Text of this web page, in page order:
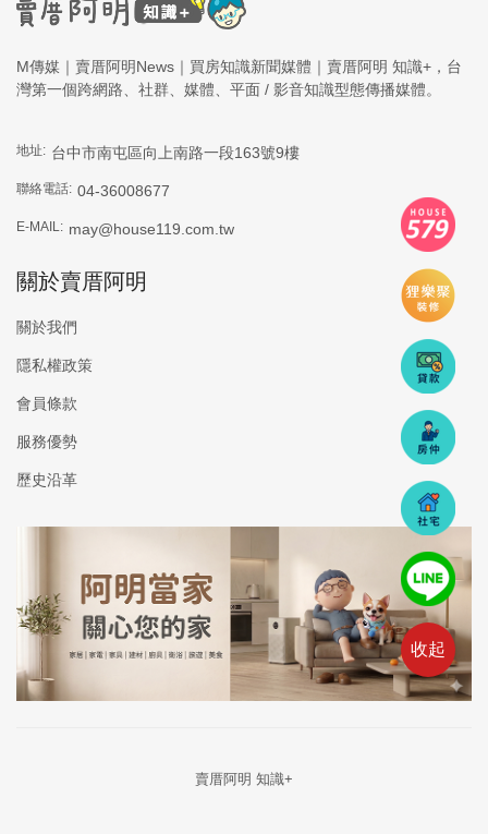
收起
M傳媒｜賣厝阿明News｜買房知識新聞媒體｜賣厝阿明 知識+，台
灣第一個跨網路、社群、媒體、平面 / 影音知識型態傳播媒體。
地址: 台中市南屯區向上南路一段163號9樓
聯絡電話: 04-36008677
E-MAIL: may@house119.com.tw
關於賣厝阿明
關於我們
隱私權政策
會員條款
服務優勢
歷史沿革
賣厝阿明 知識+